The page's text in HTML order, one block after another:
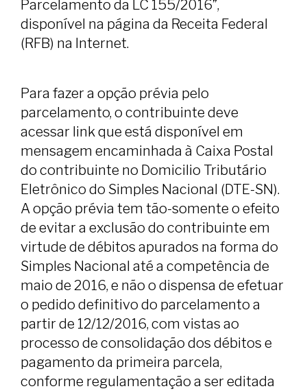
Parcelamento da LC 155/2016”,
disponível na página da Receita Federal
(RFB) na Internet.
Para fazer a opção prévia pelo
parcelamento, o contribuinte deve
acessar link que está disponível em
mensagem encaminhada à Caixa Postal
do contribuinte no Domicilio Tributário
Eletrônico do Simples Nacional (DTE-SN).
A opção prévia tem tão-somente o efeito
de evitar a exclusão do contribuinte em
virtude de débitos apurados na forma do
Simples Nacional até a competência de
maio de 2016, e não o dispensa de efetuar
o pedido definitivo do parcelamento a
partir de 12/12/2016, com vistas ao
processo de consolidação dos débitos e
pagamento da primeira parcela,
conforme regulamentação a ser editada